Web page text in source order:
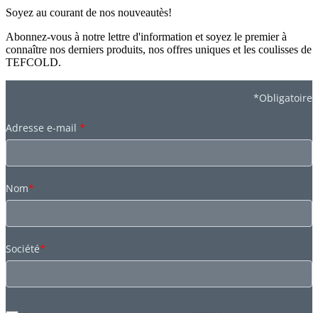
Soyez au courant de nos nouveautès!
Abonnez-vous à notre lettre d'information et soyez le premier à
connaître nos derniers produits, nos offres uniques et les coulisses de
TEFCOLD.
*Obligatoire
Adresse e-mail *
Nom*
Société*